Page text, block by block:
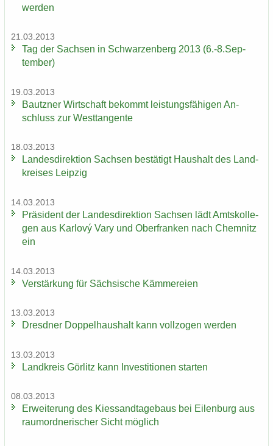
wer­den
21.03.2013
Tag der Sach­sen in Schwar­zen­berg 2013 (6.-8.Sep­
tem­ber)
19.03.2013
Bautz­ner Wirt­schaft be­kommt leis­tungs­fä­hi­gen An­
schluss zur West­tan­gen­te
18.03.2013
Lan­des­di­rek­ti­on Sach­sen be­stä­tigt Haus­halt des Land­
krei­ses Leip­zig
14.03.2013
Prä­si­dent der Lan­des­di­rek­ti­on Sach­sen lädt Amts­kol­le­
gen aus Karlový Vary und Ober­fran­ken nach Chem­nitz
ein
14.03.2013
Ver­stär­kung für Säch­si­sche Käm­me­rei­en
13.03.2013
Dresd­ner Dop­pel­haus­halt kann voll­zo­gen wer­den
13.03.2013
Land­kreis Gör­litz kann In­ves­ti­tio­nen star­ten
08.03.2013
Er­wei­te­rung des Kies­sand­ta­ge­baus bei Ei­len­burg aus
raum­ord­ne­ri­scher Sicht mög­lich